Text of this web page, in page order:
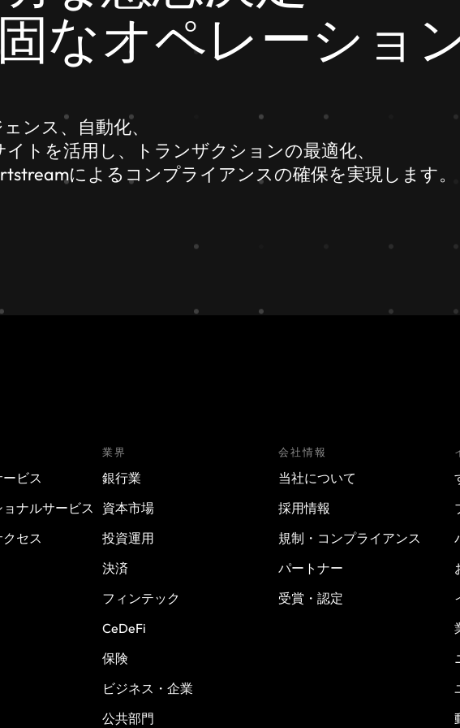
なオペレーショ
ンス、自動化、
トを活用し、トランザクションの最適化、
によるコンプライアンスの確保を実現します。
ビス
ナルサービス
セス
業界
銀行業
資本市場
投資運用
決済
フィンテック
CeDeFi
保険
ビジネス・企業
公共部門
会社情報
当社について
採用情報
規制・コンプライアンス
パートナー
受賞・認定